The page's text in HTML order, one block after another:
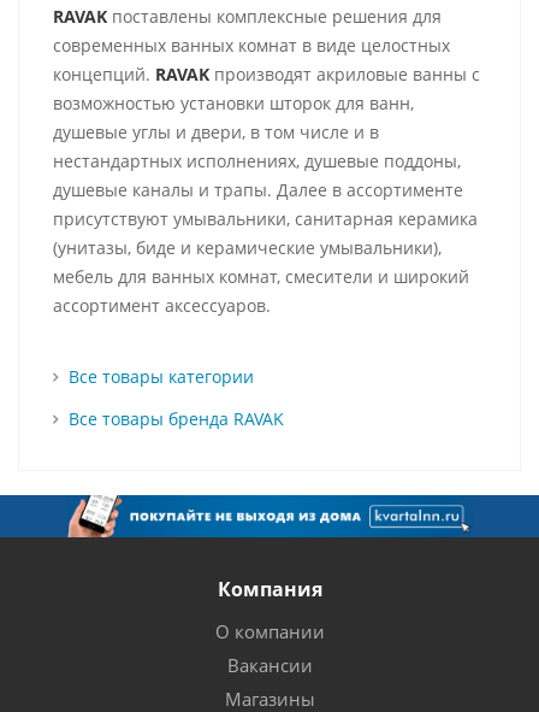
RAVAK поставлены комплексные решения для
современных ванных комнат в виде целостных
концепций. RAVAK производят акриловые ванны с
возможностью установки шторок для ванн,
душевые углы и двери, в том числе и в
нестандартных исполнениях, душевые поддоны,
душевые каналы и трапы. Далее в ассортименте
присутствуют умывальники, санитарная керамика
(унитазы, биде и керамические умывальники),
мебель для ванных комнат, смесители и широкий
ассортимент аксессуаров.
Все товары категории
Все товары бренда RAVAK
Компания
О компании
Вакансии
Магазины